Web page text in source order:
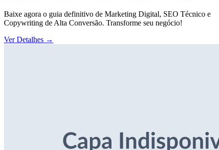
Baixe agora o guia definitivo de Marketing Digital, SEO Técnico e
Copywriting de Alta Conversão. Transforme seu negócio!
Ver Detalhes →